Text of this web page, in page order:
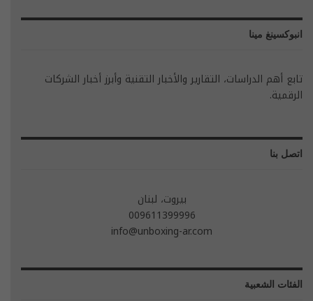
انبوكسينغ مينا
تابع أهم الدراسات، التقارير والأخبار التقنية وأبرز أخبار الشركات
الرقمية.
اتصل بنا
بيروت، لبنان
009611399996
info@unboxing-ar.com
الفئات الشعبية